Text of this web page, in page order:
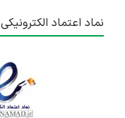
نماد اعتماد الکترونیکی